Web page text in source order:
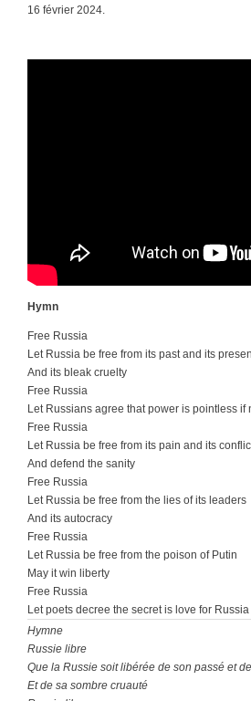
16 février 2024.
Hymn
Free Russia
Let Russia be free from its past and its
And its bleak cruelty
Free Russia
Let Russians agree that power is pointless if
Free Russia
Let Russia be free from its pain and its
And defend the sanity
Free Russia
Let Russia be free from the lies of its leaders
And its autocracy
Free Russia
Let Russia be free from the poison of Putin
May it win liberty
Free Russia
Let poets decree the secret is love for Russia
Hymne
Russie libre
Que la Russie soit libérée de son passé et
Et de sa sombre cruauté